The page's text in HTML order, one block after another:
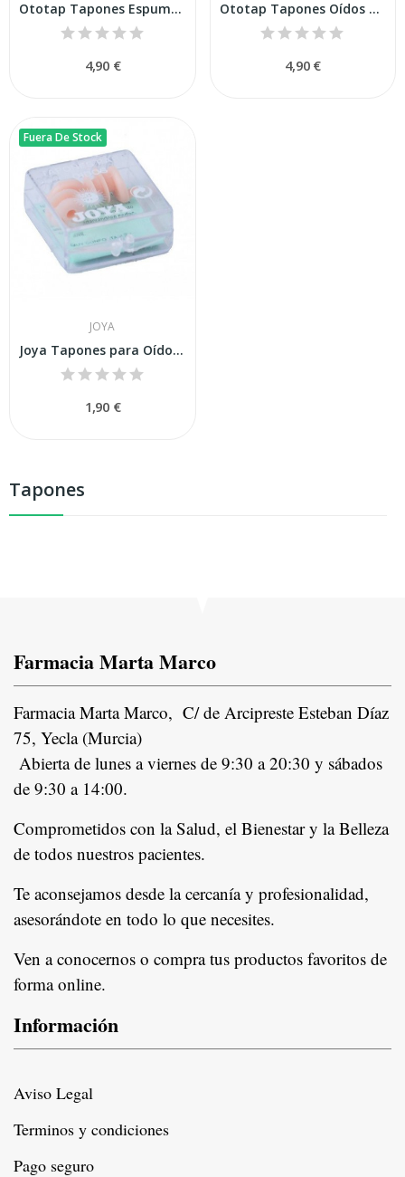
Tapones
Ototap Tapones Espuma 6uds
4,90 €
Ototap Tapones Oídos Silicona 6uds
4,90 €
Fuera De Stock
JOYA
Joya Tapones para Oídos de Goma 2uds
1,90 €
Farmacia Marta Marco
Farmacia Marta Marco, C/ de Arcipreste Esteban Díaz
75, Yecla (Murcia)
Abierta de lunes a viernes de 9:30 a 20:30 y sábados
de 9:30 a 14:00.
Comprometidos con la Salud, el Bienestar y la Belleza
de todos nuestros pacientes.
Te aconsejamos desde la cercanía y profesionalidad,
asesorándote en todo lo que necesites.
Ven a conocernos o compra tus productos favoritos de
forma online.
Información
Aviso Legal
Terminos y condiciones
Pago seguro